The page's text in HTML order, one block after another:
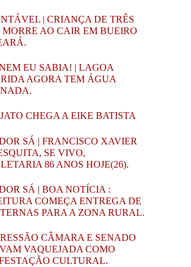
| CRIANÇA DE TRÊS
MORRE AO CAIR EM BUEIRO
EU SABIA! | LAGOA
AGORA TEM ÁGUA
CHEGA A EIKE BATISTA
SÁ | FRANCISCO XAVIER
SE VIVO,
86 ANOS HOJE(26).
SÁ | BOA NOTÍCIA :
COMEÇA ENTREGA DE
PARA A ZONA RURAL.
CÂMARA E SENADO
VAQUEJADA COMO
CULTURAL.